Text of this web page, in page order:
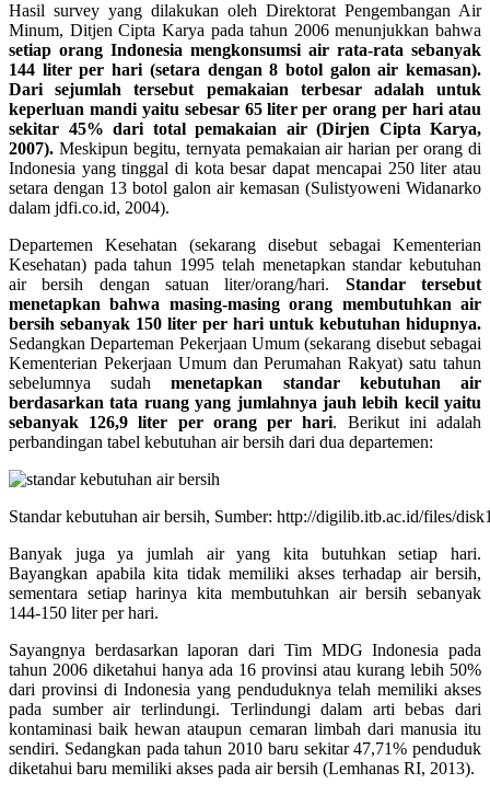
Hasil survey yang dilakukan oleh Direktorat Pengembangan Air
Minum, Ditjen Cipta Karya pada tahun 2006 menunjukkan bahwa
setiap orang Indonesia mengkonsumsi air rata-rata sebanyak
144 liter per hari (setara dengan 8 botol galon air kemasan).
Dari sejumlah tersebut pemakaian terbesar adalah untuk
keperluan mandi yaitu sebesar 65 liter per orang per hari atau
sekitar 45% dari total pemakaian air (Dirjen Cipta Karya,
2007). Meskipun begitu, ternyata pemakaian air harian per orang di
Indonesia yang tinggal di kota besar dapat mencapai 250 liter atau
setara dengan 13 botol galon air kemasan (Sulistyoweni Widanarko
dalam jdfi.co.id, 2004).
Departemen Kesehatan (sekarang disebut sebagai Kementerian
Kesehatan) pada tahun 1995 telah menetapkan standar kebutuhan
air bersih dengan satuan liter/orang/hari. Standar tersebut
menetapkan bahwa masing-masing orang membutuhkan air
bersih sebanyak 150 liter per hari untuk kebutuhan hidupnya.
Sedangkan Departeman Pekerjaan Umum (sekarang disebut sebagai
Kementerian Pekerjaan Umum dan Perumahan Rakyat) satu tahun
sebelumnya sudahmenetapkan standar kebutuhan air
berdasarkan tata ruang yang jumlahnya jauh lebih kecil yaitu
sebanyak 126,9 liter per orang per hari. Berikut ini adalah
perbandingan tabel kebutuhan air bersih dari dua departemen:
Standar kebutuhan air bersih, Sumber: http://digilib.itb.ac.id/files/
Banyak juga ya jumlah air yang kita butuhkan setiap hari.
Bayangkan apabila kita tidak memiliki akses terhadap air bersih,
sementara setiap harinya kita membutuhkan air bersih sebanyak
144-150 liter per hari.
Sayangnya berdasarkan laporan dari Tim MDG Indonesia pada
tahun 2006 diketahui hanya ada 16 provinsi atau kurang lebih 50%
dari provinsi di Indonesia yang penduduknya telah memiliki akses
pada sumber air terlindungi. Terlindungi dalam arti bebas dari
kontaminasi baik hewan ataupun cemaran limbah dari manusia itu
sendiri. Sedangkan pada tahun 2010 baru sekitar 47,71% penduduk
diketahui baru memiliki akses pada air bersih (Lemhanas RI, 2013).